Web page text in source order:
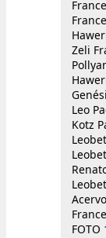
Zeli
Leo
Kotz
FOTO